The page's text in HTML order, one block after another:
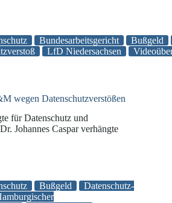
Bundesarbeitsgericht
Bußgeld
LfD Niedersachsen
wegen Datenschutzverstößen
für Datenschutz und
Johannes Caspar verhängte
Bußgeld
Datenschutz-